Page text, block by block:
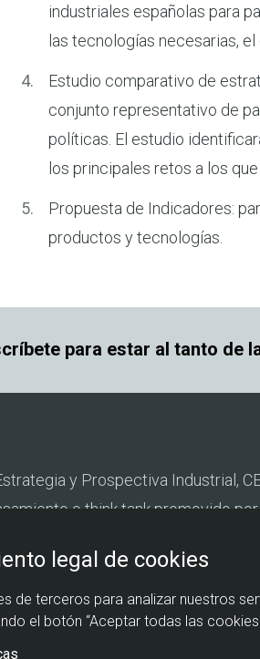
industriales españolas para
las tecnologías necesarias,
Estudio comparativo de
conjunto representativo de
políticas. El estudio
los principales retos a los
Propuesta de Indicadores:
productos y tecnologías.
para estar al tanto de
y Prospectiva Industrial,
o think tank promovido
legal de cookies
de terceros para analizar nuestros
el botón “Aceptar todas las